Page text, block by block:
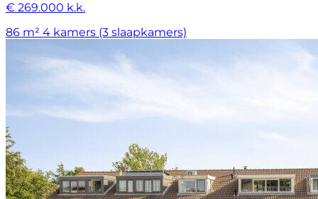
€ 269.000 k.k.
86 m² 4 kamers (3 slaapkamers)